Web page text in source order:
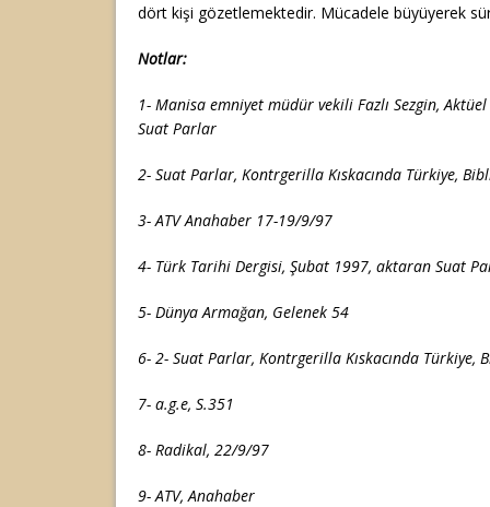
dört kişi gözetlemektedir. Mücadele büyüyerek
Notlar:
1- Manisa emniyet müdür vekili Fazlı Sezgin,
Suat Parlar
2- Suat Parlar, Kontrgerilla Kıskacında Türkiye,
3- ATV Anahaber 17-19/9/97
4- Türk Tarihi Dergisi, Şubat 1997, aktaran Suat
5- Dünya Armağan, Gelenek 54
6- 2- Suat Parlar, Kontrgerilla Kıskacında Türkiye,
7- a.g.e, S.351
8- Radikal, 22/9/97
9- ATV, Anahaber